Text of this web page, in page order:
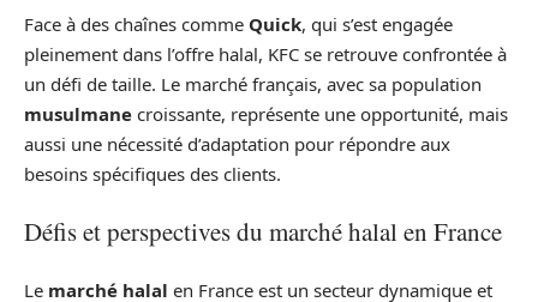
Face à des chaînes comme Quick, qui s’est engagée
pleinement dans l’offre halal, KFC se retrouve confrontée à
un défi de taille. Le marché français, avec sa population
musulmane croissante, représente une opportunité, mais
aussi une nécessité d’adaptation pour répondre aux
besoins spécifiques des clients.
Défis et perspectives du marché halal en France
Le marché halal en France est un secteur dynamique et